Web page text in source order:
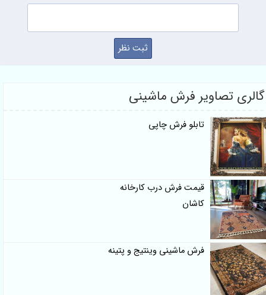
گالری تصاویر فرش ماشینی
تابلو فرش چاپی
قیمت فرش درب کارخانه
کاشان
فرش ماشینی وینتیج و پتینه